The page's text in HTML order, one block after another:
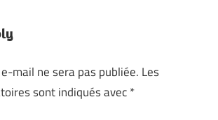
mail ne sera pas publiée. Les
sont indiqués avec*